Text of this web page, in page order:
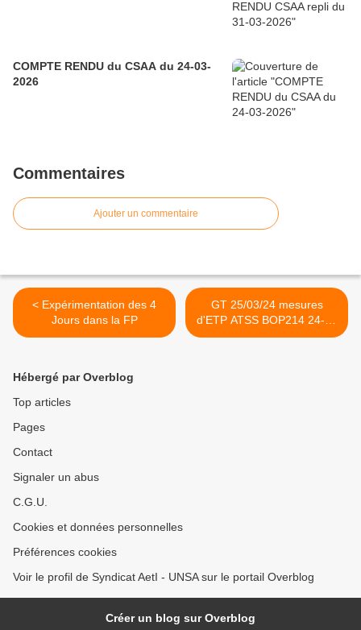
COMPTE RENDU du CSAA du 24-03-
2026
Commentaires
Ajouter un commentaire
< Expérimentation des 4
Jours dans la FP
GT 25/03/24 mesures
d'ETP ATSS BOP214 24-25
>
Hébergé par Overblog
Top articles
Pages
Contact
Signaler un abus
C.G.U.
Cookies et données personnelles
Préférences cookies
Voir le profil de Syndicat AetI - UNSA sur le portail Overblog
Créer un blog sur Overblog